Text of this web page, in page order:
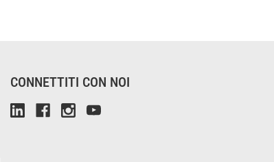
CONNETTITI CON NOI